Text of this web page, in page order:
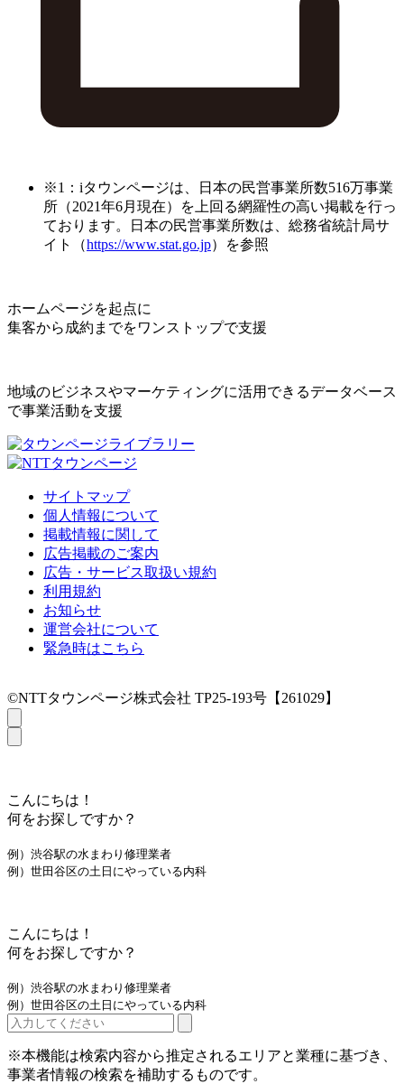
※1：iタウンページは、日本の民営事業所数516万事業
所（2021年6月現在）を上回る網羅性の高い掲載を行っ
ております。日本の民営事業所数は、総務省統計局サ
イト（https://www.stat.go.jp）を参照
ホームページを起点に
集客から成約までをワンストップで支援
地域のビジネスやマーケティングに活用できるデータベース
で事業活動を支援
サイトマップ
個人情報について
掲載情報に関して
広告掲載のご案内
広告・サービス取扱い規約
利用規約
お知らせ
運営会社について
緊急時はこちら
©NTTタウンページ株式会社 TP25-193号【261029】
こんにちは！
何をお探しですか？
例）渋谷駅の水まわり修理業者
例）世田谷区の土日にやっている内科
こんにちは！
何をお探しですか？
例）渋谷駅の水まわり修理業者
例）世田谷区の土日にやっている内科
※本機能は検索内容から推定されるエリアと業種に基づき、
事業者情報の検索を補助するものです。